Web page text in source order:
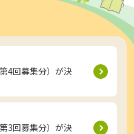
4回募集分）が決
3回募集分）が決